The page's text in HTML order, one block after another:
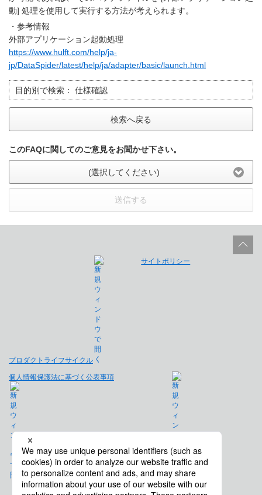
動] 処理を使用して実行する方法が考えられます。
・参考情報
外部アプリケーション起動処理
https://www.hulft.com/help/ja-
jp/DataSpider/latest/help/ja/adapter/basic/launch.html
目的別で検索： 仕様確認
検索へ戻る
このFAQに関してのご意見をお聞かせ下さい。
(選択してください)
送信する
プロダクトライフサイクル
サイトポリシー
個人情報保護法に基づく公表事項
免責事項